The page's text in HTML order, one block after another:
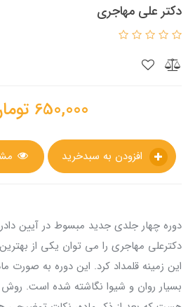
دکتر علی مهاجری
650,000
دوره چهار جلدی جدید مبسوط در آیین
دکترعلی مهاجری را می توان یکی از
این زمینه قلمداد کرد. این دوره به صورت
بسیار روان و شیوا نگاشته شده است.